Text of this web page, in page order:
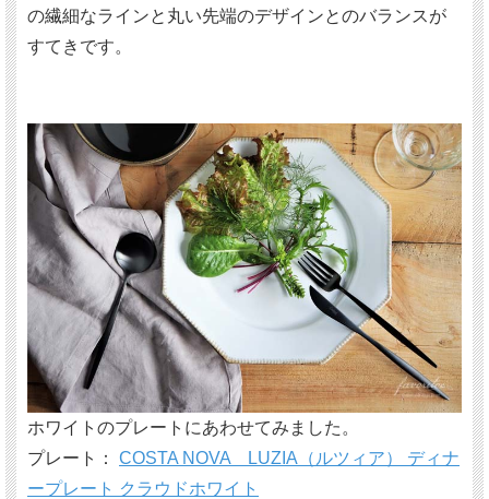
の繊細なラインと丸い先端のデザインとのバランスが
すてきです。
ホワイトのプレートにあわせてみました。
プレート： COSTA NOVA LUZIA（ルツィア） ディナ
ープレート クラウドホワイト